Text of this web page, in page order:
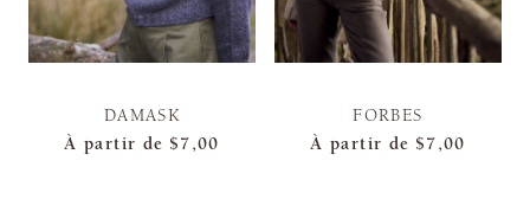
DAMASK
À partir de $7,00
FORBES
À partir de $7,00